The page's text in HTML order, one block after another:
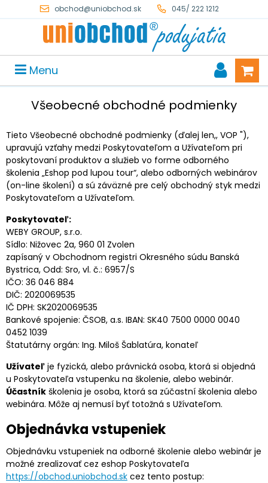
obchod@uniobchod.sk 045/ 222 1212
Menu
Všeobecné obchodné podmienky
Tieto Všeobecné obchodné podmienky (ďalej len,, VOP "),
upravujú vzťahy medzi Poskytovateľom a Užívateľom pri
poskytovaní produktov a služieb vo forme odborného
školenia „Eshop pod lupou tour“, alebo odborných webinárov
(on-line školení) a sú záväzné pre celý obchodný styk medzi
Poskytovateľom a Užívateľom.
Poskytovateľ:
WEBY GROUP, s.r.o.
Sídlo: Nižovec 2a, 960 01 Zvolen
zapísaný v Obchodnom registri Okresného súdu Banská
Bystrica, Odd: Sro, vl. č.: 6957/S
IČO: 36 046 884
DIČ: 2020069535
IČ DPH: SK2020069535
Bankové spojenie: ČSOB, a.s. IBAN: SK40 7500 0000 0040
0452 1039
Štatutárny orgán: Ing. Miloš Šablatúra, konateľ
Užívateľ je fyzická, alebo právnická osoba, ktorá si objedná
u Poskytovateľa vstupenku na školenie, alebo webinár.
Účastník školenia je osoba, ktorá sa zúčastní školenia alebo
webinára. Môže aj nemusí byť totožná s Užívateľom.
Objednávka vstupeniek
Objednávku vstupeniek na odborné školenie alebo webinár je
možné zrealizovať cez eshop Poskytovateľa
https://obchod.uniobchod.sk cez tento postup: